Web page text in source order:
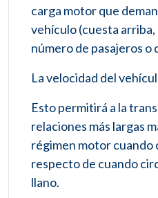
carga motor que
vehículo (cuesta arriba,
número de pasajeros o
La velocidad del
Esto permitirá a la
relaciones más largas
régimen motor cuando
respecto de cuando
llano.